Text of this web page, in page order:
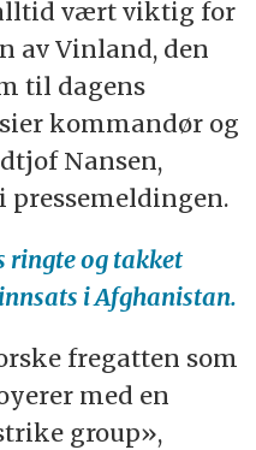
vært viktig for
av Vinland, den
til dagens
kommandør og
Nansen,
pressemeldingen.
og takket
i Afghanistan.
fregatten som
med en
group»,